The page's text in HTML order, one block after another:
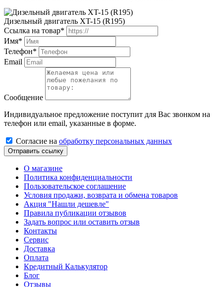
Дизельный двигатель XT-15 (R195)
Ссылка на товар*
Имя*
Телефон*
Email
Сообщение
Индивидуальное предложение поступит для Вас звонком на
телефон или email, указанные в форме.
Cогласиe на обработку персональных данных
Отправить ссылку
О магазине
Политика конфиденциальности
Пользовательское соглашение
Условия продажи, возврата и обмена товаров
Акция "Нашли дешевле"
Правила публикации отзывов
Задать вопрос или оставить отзыв
Контакты
Сервис
Доставка
Оплата
Кредитный Калькулятор
Блог
Отзывы